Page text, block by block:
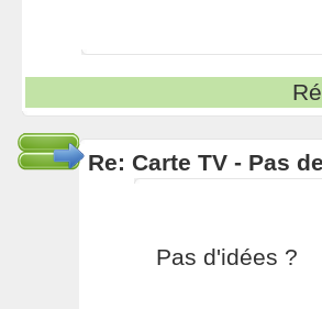
Re: Carte TV - Pas
Pas d'idées ?